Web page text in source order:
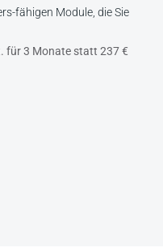
fähigen Module, die Sie
für 3 Monate statt 237 €